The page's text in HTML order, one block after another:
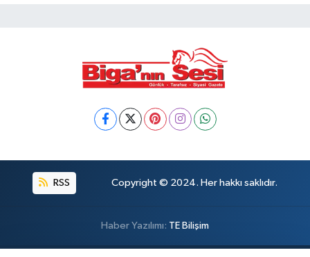
RSS Copyright © 2024. Her hakkı saklıdır.
Haber Yazılımı: TE Bilişim